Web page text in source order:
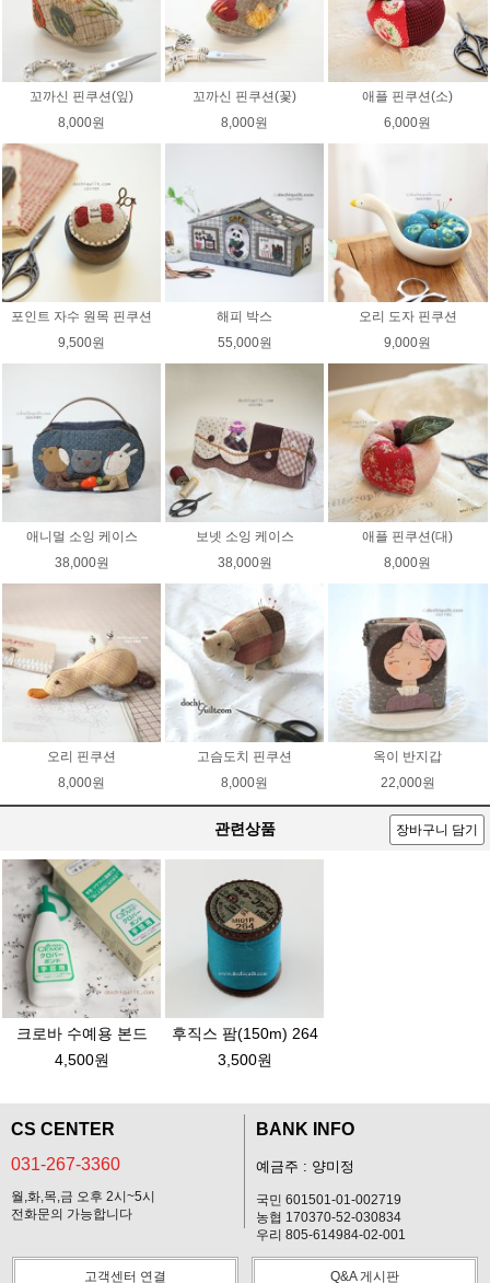
꼬까신 핀쿠션(잎)
8,000원
꼬까신 핀쿠션(꽃)
8,000원
애플 핀쿠션(소)
6,000원
포인트 자수 원목 핀쿠션
9,500원
해피 박스
55,000원
오리 도자 핀쿠션
9,000원
애니멀 소잉 케이스
38,000원
보넷 소잉 케이스
38,000원
애플 핀쿠션(대)
8,000원
오리 핀쿠션
8,000원
고슴도치 핀쿠션
8,000원
옥이 반지갑
22,000원
관련상품 장바구니 담기
크로바 수예용 본드
4,500원
후직스 팜(150m) 264
3,500원
CS CENTER
031-267-3360
월,화,목,금 오후 2시~5시
전화문의 가능합니다
BANK INFO
예금주 : 양미정
국민 601501-01-002719
농협 170370-52-030834
우리 805-614984-02-001
고객센터 연결 Q&A 게시판